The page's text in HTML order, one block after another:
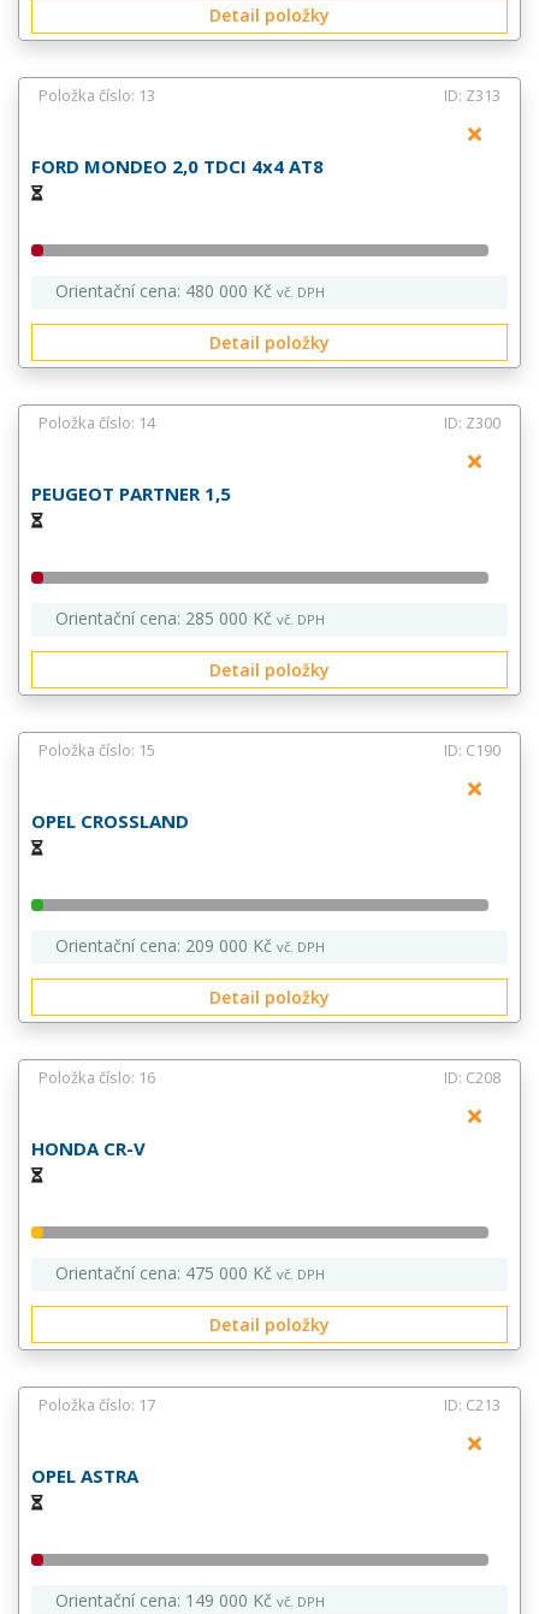
Detail položky
Položka číslo: 13 ID: Z313
FORD MONDEO 2,0 TDCI 4x4 AT8
Orientační cena: 480 000 Kč vč. DPH
Detail položky
Položka číslo: 14 ID: Z300
PEUGEOT PARTNER 1,5
Orientační cena: 285 000 Kč vč. DPH
Detail položky
Položka číslo: 15 ID: C190
OPEL CROSSLAND
Orientační cena: 209 000 Kč vč. DPH
Detail položky
Položka číslo: 16 ID: C208
HONDA CR-V
Orientační cena: 475 000 Kč vč. DPH
Detail položky
Položka číslo: 17 ID: C213
OPEL ASTRA
Orientační cena: 149 000 Kč vč. DPH